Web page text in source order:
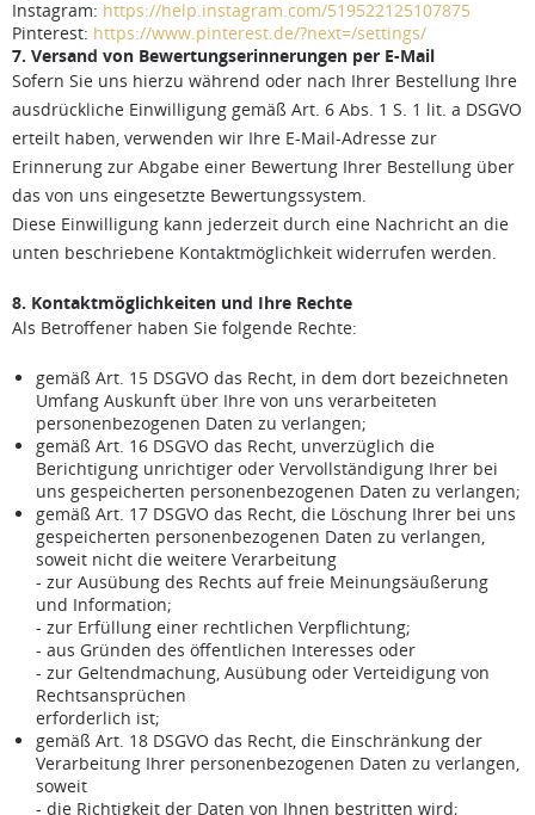
Instagram: https://help.instagram.com/519522125107875
Pinterest: https://www.pinterest.de/?next=/settings/
7. Versand von Bewertungserinnerungen per E-Mail
Sofern Sie uns hierzu während oder nach Ihrer Bestellung Ihre
ausdrückliche Einwilligung gemäß Art. 6 Abs. 1 S. 1 lit. a DSGVO
erteilt haben, verwenden wir Ihre E-Mail-Adresse zur
Erinnerung zur Abgabe einer Bewertung Ihrer Bestellung über
das von uns eingesetzte Bewertungssystem.
Diese Einwilligung kann jederzeit durch eine Nachricht an die
unten beschriebene Kontaktmöglichkeit widerrufen werden.
8. Kontaktmöglichkeiten und Ihre Rechte
Als Betroffener haben Sie folgende Rechte:
gemäß Art. 15 DSGVO das Recht, in dem dort bezeichneten
Umfang Auskunft über Ihre von uns verarbeiteten
personenbezogenen Daten zu verlangen;
gemäß Art. 16 DSGVO das Recht, unverzüglich die
Berichtigung unrichtiger oder Vervollständigung Ihrer bei
uns gespeicherten personenbezogenen Daten zu verlangen;
gemäß Art. 17 DSGVO das Recht, die Löschung Ihrer bei uns
gespeicherten personenbezogenen Daten zu verlangen,
soweit nicht die weitere Verarbeitung
- zur Ausübung des Rechts auf freie Meinungsäußerung
und Information;
- zur Erfüllung einer rechtlichen Verpflichtung;
- aus Gründen des öffentlichen Interesses oder
- zur Geltendmachung, Ausübung oder Verteidigung von
Rechtsansprüchen
erforderlich ist;
gemäß Art. 18 DSGVO das Recht, die Einschränkung der
Verarbeitung Ihrer personenbezogenen Daten zu verlangen,
soweit
- die Richtigkeit der Daten von Ihnen bestritten wird;